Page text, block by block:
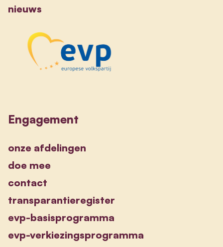
nieuws
Engagement
onze afdelingen
doe mee
contact
transparantieregister
evp-basisprogramma
evp-verkiezingsprogramma